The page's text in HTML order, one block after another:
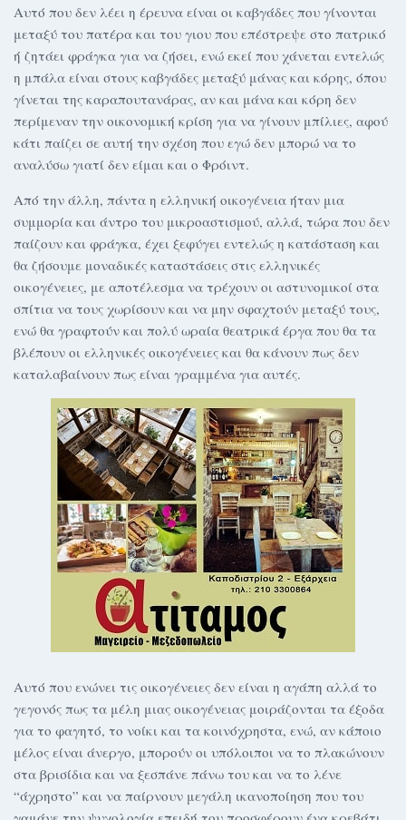
Αυτό που δεν λέει η έρευνα είναι οι καβγάδες που γίνονται
μεταξύ του πατέρα και του γιου που επέστρεψε στο πατρικό
ή ζητάει φράγκα για να ζήσει, ενώ εκεί που χάνεται εντελώς
η μπάλα είναι στους καβγάδες μεταξύ μάνας και κόρης, όπου
γίνεται της καραπουτανάρας, αν και μάνα και κόρη δεν
περίμεναν την οικονομική κρίση για να γίνουν μπίλιες, αφού
κάτι παίζει σε αυτή την σχέση που εγώ δεν μπορώ να το
αναλύσω γιατί δεν είμαι και ο Φρόιντ.
Από την άλλη, πάντα η ελληνική οικογένεια ήταν μια
συμμορία και άντρο του μικροαστισμού, αλλά, τώρα που δεν
παίζουν και φράγκα, έχει ξεφύγει εντελώς η κατάσταση και
θα ζήσουμε μοναδικές καταστάσεις στις ελληνικές
οικογένειες, με αποτέλεσμα να τρέχουν οι αστυνομικοί στα
σπίτια να τους χωρίσουν και να μην σφαχτούν μεταξύ τους,
ενώ θα γραφτούν και πολύ ωραία θεατρικά έργα που θα τα
βλέπουν οι ελληνικές οικογένειες και θα κάνουν πως δεν
καταλαβαίνουν πως είναι γραμμένα για αυτές.
Αυτό που ενώνει τις οικογένειες δεν είναι η αγάπη αλλά το
γεγονός πως τα μέλη μιας οικογένειας μοιράζονται τα έξοδα
για το φαγητό, το νοίκι και τα κοινόχρηστα, ενώ, αν κάποιο
μέλος είναι άνεργο, μπορούν οι υπόλοιποι να το πλακώνουν
στα βρισίδια και να ξεσπάνε πάνω του και να το λένε
“άχρηστο” και να παίρνουν μεγάλη ικανοποίηση που του